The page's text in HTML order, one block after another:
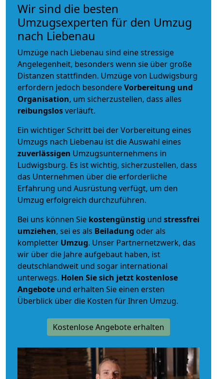
Wir sind die besten
Umzugsexperten für den Umzug
nach Liebenau
Umzüge nach Liebenau sind eine stressige
Angelegenheit, besonders wenn sie über große
Distanzen stattfinden. Umzüge von Ludwigsburg
erfordern jedoch besondereVorbereitung und
Organisation, um sicherzustellen, dass alles
reibungslosverläuft.
Ein wichtiger Schritt bei der Vorbereitung eines
Umzugs nach Liebenau ist die Auswahl eines
zuverlässigen Umzugsunternehmens in
Ludwigsburg. Es ist wichtig, sicherzustellen, dass
das Unternehmen über die erforderliche
Erfahrung und Ausrüstung verfügt, um den
Umzug erfolgreich durchzuführen.
Bei uns können Sie kostengünstig und stressfrei
umziehen, sei es als Beiladung oder als
kompletter Umzug. Unser Partnernetzwerk, das
wir über die Jahre aufgebaut haben, ist
deutschlandweit und sogar international
unterwegs. Holen Sie sich jetzt kostenlose
Angebote und erhalten Sie einen ersten
Überblick über die Kosten für Ihren Umzug.
Kostenlose Angebote erhalten